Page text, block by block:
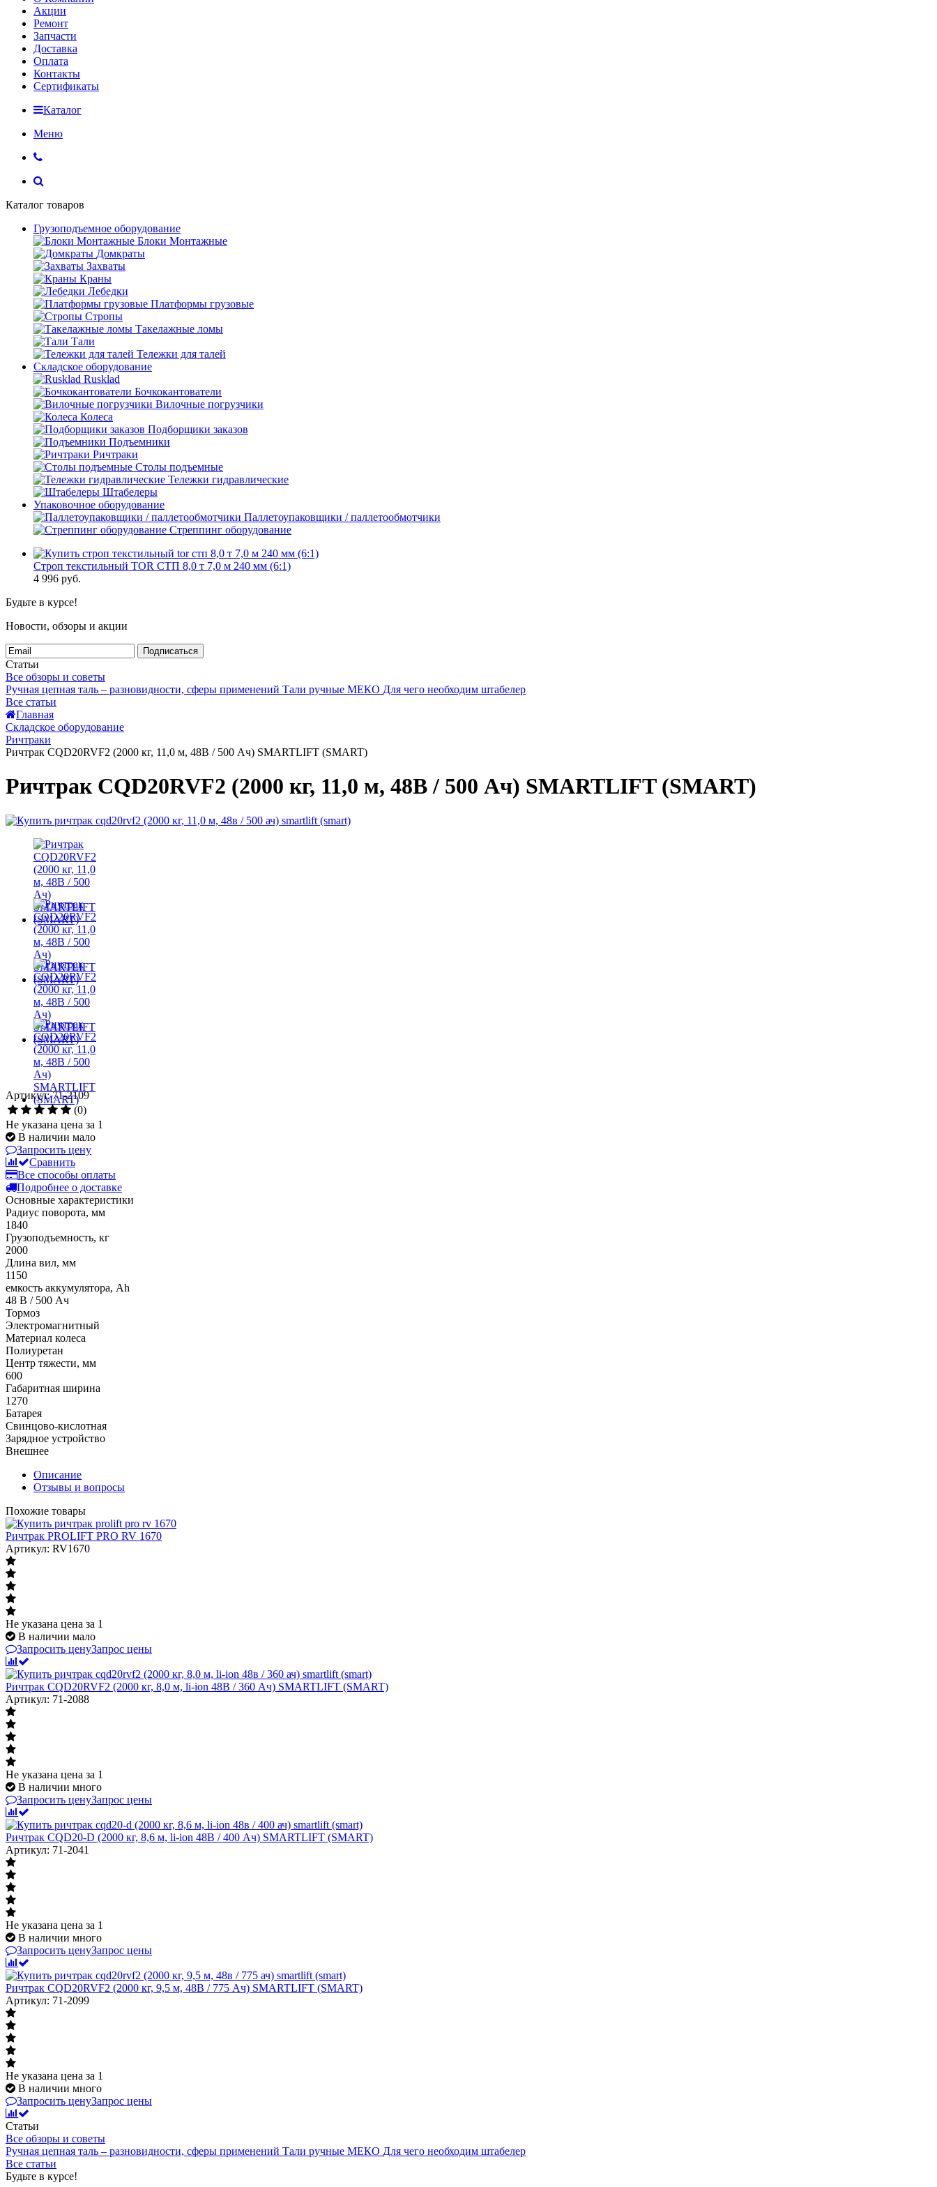
Акции
Ремонт
Запчасти
Доставка
Оплата
Контакты
Сертификаты
Каталог
Меню
Каталог товаров
Грузоподъемное оборудование
Блоки Монтажные
Домкраты
Захваты
Краны
Лебедки
Платформы грузовые
Стропы
Такелажные ломы
Тали
Тележки для талей
Складское оборудование
Rusklad
Бочкокантователи
Вилочные погрузчики
Колеса
Подборщики заказов
Подъемники
Ричтраки
Столы подъемные
Тележки гидравлические
Штабелеры
Упаковочное оборудование
Паллетоупаковщики / паллетообмотчики
Стреппинг оборудование
Строп текстильный TOR СТП 8,0 т 7,0 м 240 мм (6:1)
4 996 руб.
Будьте в курсе!
Новости, обзоры и акции
Подписаться
Статьи
Все обзоры и советы
Ручная цепная таль – разновидности, сферы применений Тали ручные МЕКО Для чего необходим штабелер
Все статьи
Главная
Складское оборудование
Ричтраки
Ричтрак CQD20RVF2 (2000 кг, 11,0 м, 48В / 500 Ач) SMARTLIFT (SMART)
Ричтрак CQD20RVF2 (2000 кг, 11,0 м, 48В / 500 Ач) SMARTLIFT (SMART)
Артикул: 71-2109
(0)
Не указана цена за 1
В наличии мало
Запросить цену
Сравнить
Все способы оплаты
Подробнее о доставке
Основные характеристики
Радиус поворота, мм
1840
Грузоподъемность, кг
2000
Длина вил, мм
1150
емкость аккумулятора, Ah
48 В / 500 Ач
Тормоз
Электромагнитный
Материал колеса
Полиуретан
Центр тяжести, мм
600
Габаритная ширина
1270
Батарея
Свинцово-кислотная
Зарядное устройство
Внешнее
Описание
Отзывы и вопросы
Похожие товары
Ричтрак PROLIFT PRO RV 1670
Артикул: RV1670
Не указана цена за 1
В наличии мало
Запросить ценуЗапрос цены
Ричтрак CQD20RVF2 (2000 кг, 8,0 м, li-ion 48В / 360 Ач) SMARTLIFT (SMART)
Артикул: 71-2088
Не указана цена за 1
В наличии много
Запросить ценуЗапрос цены
Ричтрак CQD20-D (2000 кг, 8,6 м, li-ion 48В / 400 Ач) SMARTLIFT (SMART)
Артикул: 71-2041
Не указана цена за 1
В наличии много
Запросить ценуЗапрос цены
Ричтрак CQD20RVF2 (2000 кг, 9,5 м, 48В / 775 Ач) SMARTLIFT (SMART)
Артикул: 71-2099
Не указана цена за 1
В наличии много
Запросить ценуЗапрос цены
Статьи
Все обзоры и советы
Ручная цепная таль – разновидности, сферы применений Тали ручные МЕКО Для чего необходим штабелер
Все статьи
Будьте в курсе!